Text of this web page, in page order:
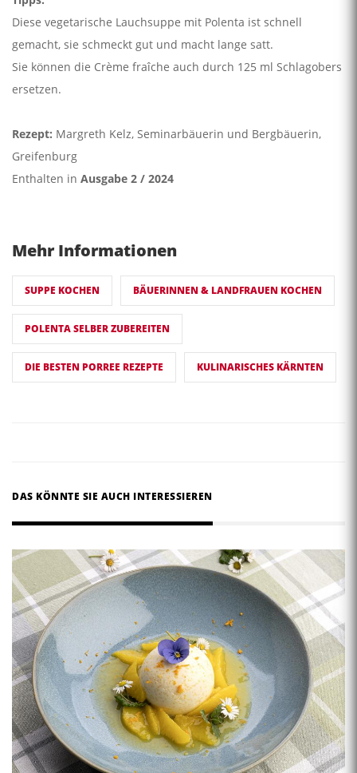
Diese vegetarische Lauchsuppe mit Polenta ist schnell
gemacht, sie schmeckt gut und macht lange satt.
Sie können die Crème fraîche auch durch 125 ml Schlagobers
ersetzen.
Rezept: Margreth Kelz, Seminarbäuerin und Bergbäuerin,
Greifenburg
Enthalten in Ausgabe 2 / 2024
Mehr Informationen
SUPPE KOCHEN BÄUERINNEN & LANDFRAUEN KOCHEN
POLENTA SELBER ZUBEREITEN
DIE BESTEN PORREE REZEPTE KULINARISCHES KÄRNTEN
DAS KÖNNTE SIE AUCH INTERESSIEREN